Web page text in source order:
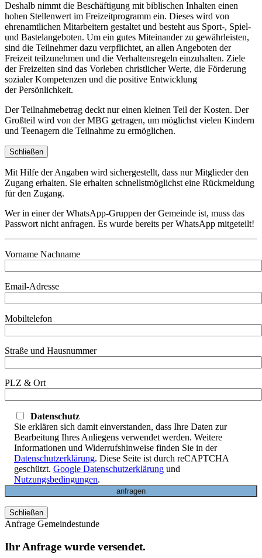
Deshalb nimmt die Beschäftigung mit biblischen Inhalten einen
hohen Stellenwert im Freizeitprogramm ein. Dieses wird von
ehrenamtlichen Mitarbeitern gestaltet und besteht aus Sport-, Spiel-
und Bastelangeboten. Um ein gutes Miteinander zu gewährleisten,
sind die Teilnehmer dazu verpflichtet, an allen Angeboten der
Freizeit teilzunehmen und die Verhaltensregeln einzuhalten. Ziele
der Freizeiten sind das Vorleben christlicher Werte, die Förderung
sozialer Kompetenzen und die positive Entwicklung
der Persönlichkeit.
Der Teilnahmebetrag deckt nur einen kleinen Teil der Kosten. Der
Großteil wird von der MBG getragen, um möglichst vielen Kindern
und Teenagern die Teilnahme zu ermöglichen.
Schließen
Mit Hilfe der Angaben wird sichergestellt, dass nur Mitglieder den
Zugang erhalten. Sie erhalten schnellstmöglichst eine Rückmeldung
für den Zugang.
Wer in einer der WhatsApp-Gruppen der Gemeinde ist, muss das
Passwort nicht anfragen. Es wurde bereits per WhatsApp mitgeteilt!
Vorname Nachname
Email-Adresse
Mobiltelefon
Straße und Hausnummer
PLZ & Ort
Datenschutz
Sie erklären sich damit einverstanden, dass Ihre Daten zur
Bearbeitung Ihres Anliegens verwendet werden. Weitere
Informationen und Widerrufshinweise finden Sie in der
Datenschutzerklärung. Diese Seite ist durch reCAPTCHA
geschützt. Google Datenschutzerklärung und
Nutzungsbedingungen.
Schließen
Anfrage Gemeindestunde
Ihr Anfrage wurde versendet.